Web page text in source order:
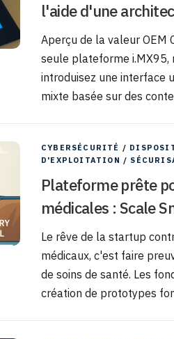
l'aide d'une
Aperçu de la valeur OEM
seule plateforme
introduisez une interface
mixte basée sur des
CYBERSÉCURITÉ /
D'EXPLOITATION /
Plateforme prête
médicales : Scale
Le rêve de la startup
médicaux, c'est faire
de soins de santé. Les
création de prototypes